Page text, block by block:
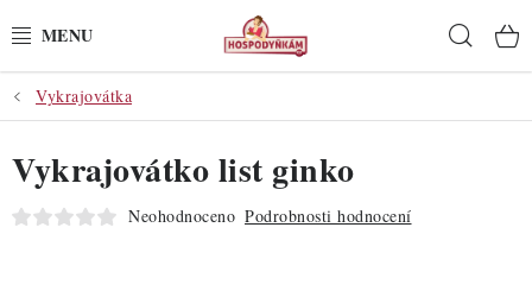
na
POTŘEBY
POMŮCKY
SUROVINY
Vykrajovátka
Vykrajovátko list ginko
Neohodnoceno Podrobnosti hodnocení